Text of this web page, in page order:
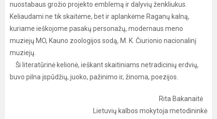
nuostabaus grožio projekto emblemą ir dalyvių ženkliukus.
Keliaudami ne tik skaitėme, bet ir aplankėme Raganų kalną,
kuriame ieškojome pasakų personažų, modernaus meno
muziejų MO, Kauno zoologijos sodą, M. K. Čiurionio nacionalinį
muziejų.
Ši literatūrinė kelionė, ieškant skaitiniams netradicinių erdvių,
buvo pilna įspūdžių, juoko, pažinimo ir, žinoma, poezijos.
Rita Bakanaitė
Lietuvių kalbos mokytoja metodininkė